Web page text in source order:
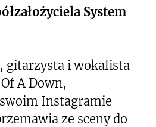
System
gitarzysta i wokalista
A Down,
Instagramie
ze sceny do